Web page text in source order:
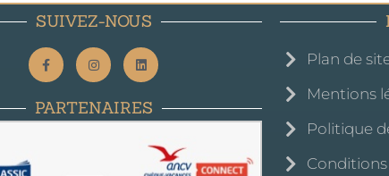
SUIVEZ-NOUS
PARTENAIRES
Plan de
Mentions
Politique